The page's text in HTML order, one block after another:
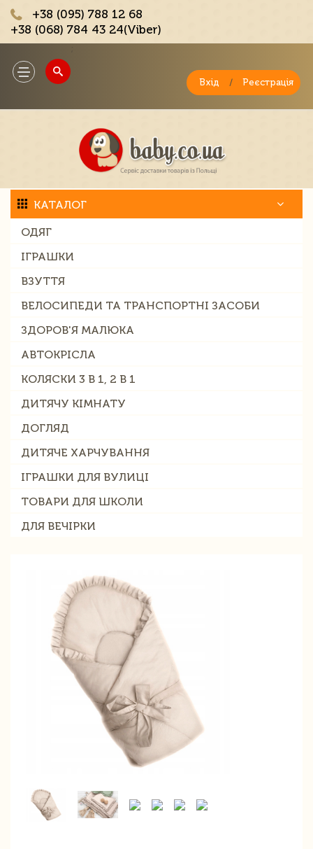
+38 (095) 788 12 68
+38 (068) 784 43 24(Viber)
Toggle
navigation
Вхід / Реєстрація
КАТАЛОГ
ОДЯГ
ІГРАШКИ
ВЗУТТЯ
ВЕЛОСИПЕДИ ТА ТРАНСПОРТНІ ЗАСОБИ
ЗДОРОВ'Я МАЛЮКА
АВТОКРІСЛА
КОЛЯСКИ 3 В 1, 2 В 1
ДИТЯЧУ КІМНАТУ
ДОГЛЯД
ДИТЯЧЕ ХАРЧУВАННЯ
ІГРАШКИ ДЛЯ ВУЛИЦІ
ТОВАРИ ДЛЯ ШКОЛИ
ДЛЯ ВЕЧІРКИ